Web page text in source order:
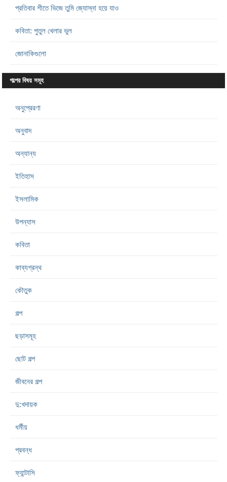
প্রতিবার শীতে ভিজে তুমি জ্যোস্না হয়ে যাও
কবিতা: পুতুল খেলার ভুল
জোনাকিগুলো
গল্পের বিষয় সমূহ
অনুপ্রেরণা
অনুবাদ
অন্যান্য
ইতিহাস
ইসলামিক
উপন্যাস
কবিতা
কাব্যগ্রন্থ
কৌতুক
গল্প
ছড়াসমূহ
ছোট গল্প
জীবনের গল্প
দু:খদায়ক
ধর্মীয়
প্রবন্ধ
ফ্যান্টাসি